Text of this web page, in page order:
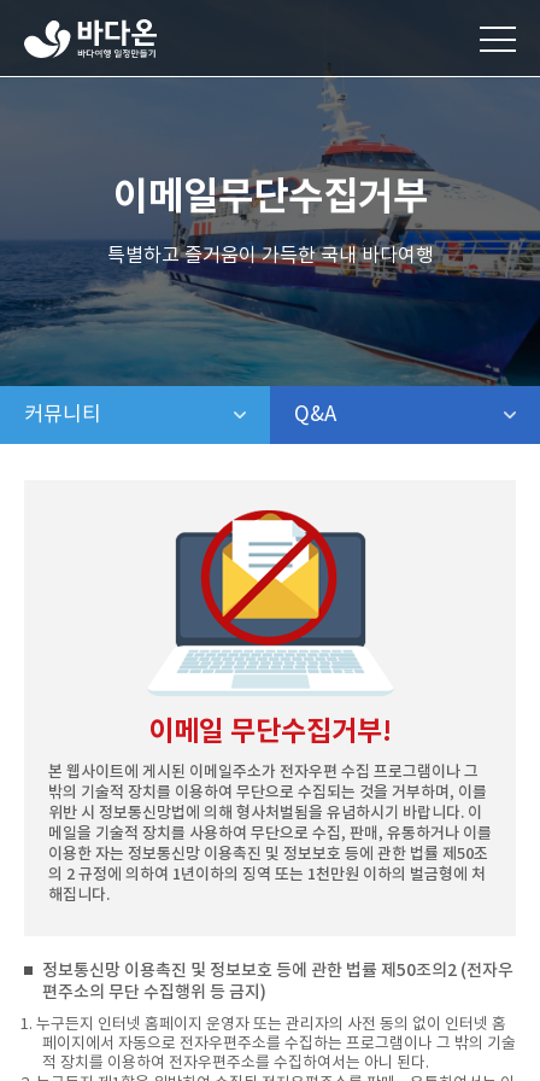
다
온
들
기
이메일무단수집거부
특별하고 즐거움이 가득한 국내 바다여행
커뮤니티 같은 레벨 메뉴 보기 Q&A
이메일 무단수집거부!
본 웹사이트에 게시된 이메일주소가 전자우편 수집 프로그램이나 그
밖의 기술적 장치를 이용하여 무단으로 수집되는 것을 거부하며, 이를
위반 시 정보통신망법에 의해 형사처벌됨을 유념하시기 바랍니다. 이
메일을 기술적 장치를 사용하여 무단으로 수집, 판매, 유통하거나 이를
이용한 자는 정보통신망 이용촉진 및 정보보호 등에 관한 법률 제50조
의 2 규정에 의하여 1년이하의 징역 또는 1천만원 이하의 벌금형에 처
해집니다.
정보통신망 이용촉진 및 정보보호 등에 관한 법률 제50조의2 (전자우
편주소의 무단 수집행위 등 금지)
1. 누구든지 인터넷 홈페이지 운영자 또는 관리자의 사전 동의 없이 인터넷 홈
페이지에서 자동으로 전자우편주소를 수집하는 프로그램이나 그 밖의 기술
적 장치를 이용하여 전자우편주소를 수집하여서는 아니 된다.